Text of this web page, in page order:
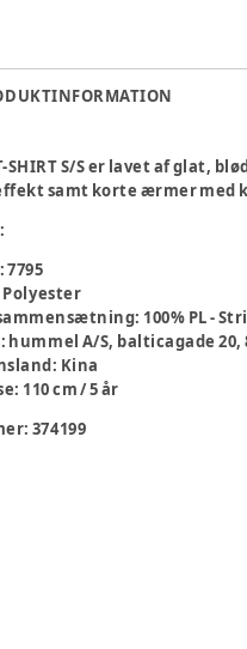
SHIRT S/S er lavet af
samt korte ærmer med
:7795
Polyester
: 100% PL -
: hummel A/S, balticagade
: Kina
: 110 cm / 5 år
374199